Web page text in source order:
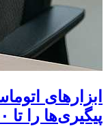
ابزارهای
پیگیری‌ها را تا ۵۰ درصد کاهش دادند